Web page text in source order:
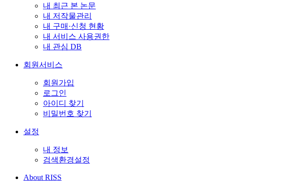
내 최근 본 논문
내 저작물관리
내 구매·신청 현황
내 서비스 사용권한
내 관심 DB
회원서비스
회원가입
로그인
아이디 찾기
비밀번호 찾기
설정
내 정보
검색환경설정
About RISS